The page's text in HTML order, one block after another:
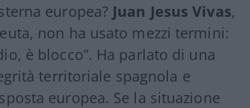
europea? Juan Jesus Vivas,
non ha usato mezzi termini:
è blocco”. Ha parlato di una
territoriale spagnola e
europea. Se la situazione